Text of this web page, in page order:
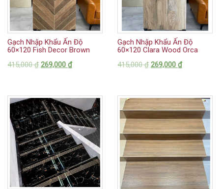
Gạch Nhập Khẩu Ấn Độ
60×120 Fish Decor Brown
415,000₫ 269,000 ₫
Gạch Nhập Khẩu Ấn Độ
60×120 Clara Wood Orca
415,000₫ 269,000 ₫